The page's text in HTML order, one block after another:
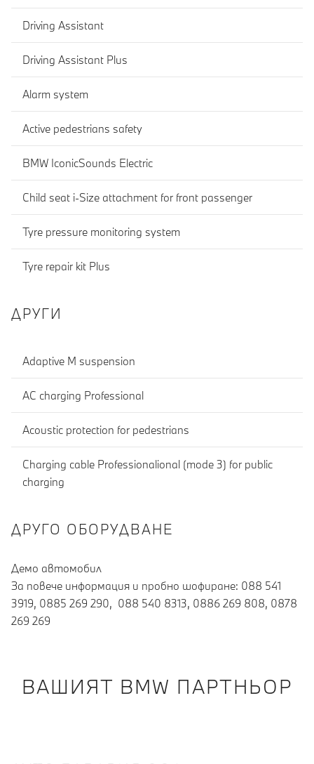
Driving Assistant
Driving Assistant Plus
Alarm system
Active pedestrians safety
BMW IconicSounds Electric
Child seat i-Size attachment for front passenger
Tyre pressure monitoring system
Tyre repair kit Plus
ДРУГИ
Adaptive M suspension
AC charging Professional
Acoustic protection for pedestrians
Charging cable Professionalional (mode 3) for public
charging
ДРУГО ОБОРУДВАНЕ
Демо автомобил
За повече информация и пробно шофиране: 088 541
3919, 0885 269 290, 088 540 8313, 0886 269 808, 0878
269 269
ВАШИЯТ BMW ПАРТНЬОР